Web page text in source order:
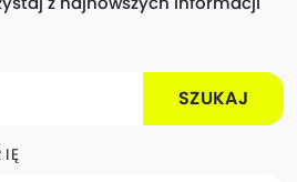
SZUKAJ